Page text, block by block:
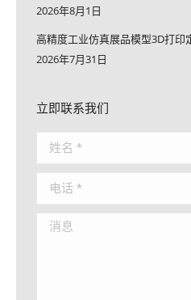
2026年8月1日
高精度工业仿真展品模型3D打印
2026年7月31日
立即联系我们
姓名 *
电话 *
消息